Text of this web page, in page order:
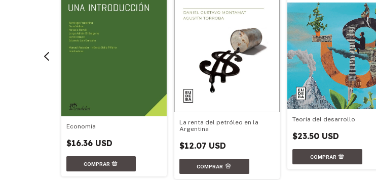
Economía
$16.36 USD
La renta del petróleo en la
Argentina
$12.07 USD
Teoría del desarrollo
$23.50 USD